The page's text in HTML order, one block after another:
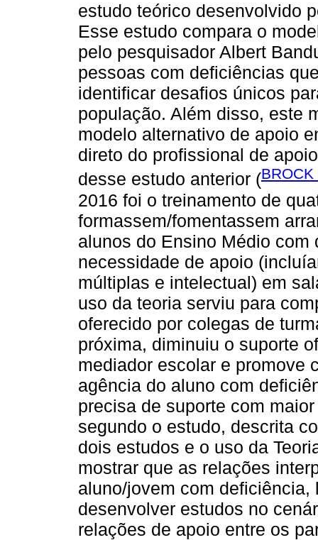
estudo teórico desenvolvido
Esse estudo compara o
pelo pesquisador Albert
pessoas com deficiências
identificar desafios únicos
população. Além disso, este
modelo alternativo de apoio
direto do profissional de
desse estudo anterior (
2016 foi o treinamento de
formassem/fomentassem
alunos do Ensino Médio
necessidade de apoio
múltiplas e intelectual) em
uso da teoria serviu para
oferecido por colegas de
próxima, diminuiu o suporte
mediador escolar e promove
agência do aluno com
precisa de suporte com
segundo o estudo, descrita
dois estudos e o uso da
mostrar que as relações
aluno/jovem com
desenvolver estudos no
relações de apoio entre os